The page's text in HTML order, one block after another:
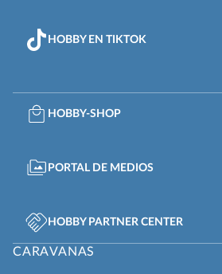
HOBBY EN TIKTOK
HOBBY-SHOP
PORTAL DE MEDIOS
HOBBY PARTNER CENTER
CARAVANAS